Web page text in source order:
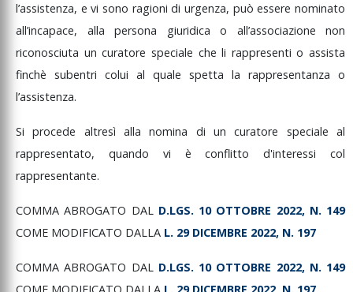
l’assistenza, evisono ragionidiurgenza, puòesserenominato
all’incapace, alla persona giuridica o all’associazione non
riconosciuta uncuratore speciale cheli rappresentio assista
finchè subentri colui al quale spetta la rappresentanza o
l’assistenza.
Siprocede altresìallanomina diuncuratore specialeal
rappresentato, quando vi èconflittod'interessicol
rappresentante.
COMMAABROGATO DAL D.LGS. 10 OTTOBRE 2022, N. 149
COME MODIFICATO DALLA L. 29 DICEMBRE 2022, N. 197
COMMAABROGATO DAL D.LGS. 10 OTTOBRE 2022, N. 149